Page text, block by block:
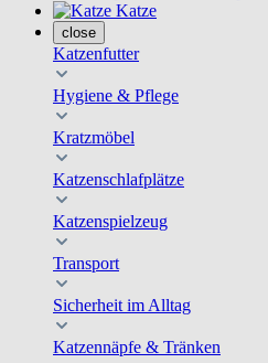
Katze
close
Katzenfutter
Hygiene & Pflege
Kratzmöbel
Katzenschlafplätze
Katzenspielzeug
Transport
Sicherheit im Alltag
Katzennäpfe & Tränken